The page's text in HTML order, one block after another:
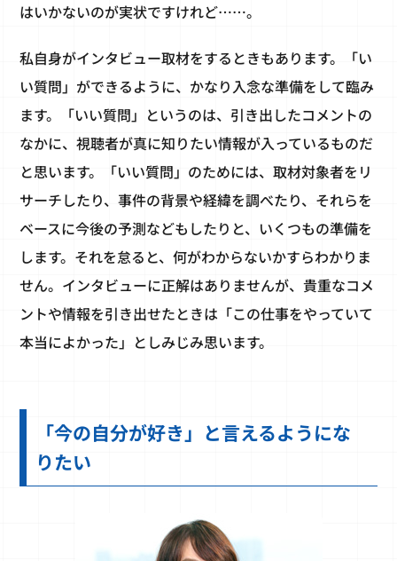
はいかないのが実状ですけれど……。
私自身がインタビュー取材をするときもあります。「い
い質問」ができるように、かなり入念な準備をして臨み
ます。「いい質問」というのは、引き出したコメントの
なかに、視聴者が真に知りたい情報が入っているものだ
と思います。「いい質問」のためには、取材対象者をリ
サーチしたり、事件の背景や経緯を調べたり、それらを
ベースに今後の予測などもしたりと、いくつもの準備を
します。それを怠ると、何がわからないかすらわかりま
せん。インタビューに正解はありませんが、貴重なコメ
ントや情報を引き出せたときは「この仕事をやっていて
本当によかった」としみじみ思います。
「今の自分が好き」と言えるようにな
りたい